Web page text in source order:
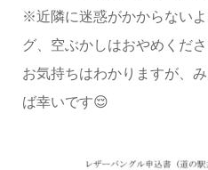
※近隣に迷惑がかからない
グ、空ぶかしはおやめくだ
お気持ちはわかりますが、
ば幸いです😌